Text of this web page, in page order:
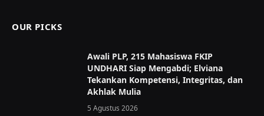
OUR PICKS
Awali PLP, 215 Mahasiswa FKIP
UNDHARI Siap Mengabdi; Elviana
Tekankan Kompetensi, Integritas, dan
Akhlak Mulia
5 Agustus 2026